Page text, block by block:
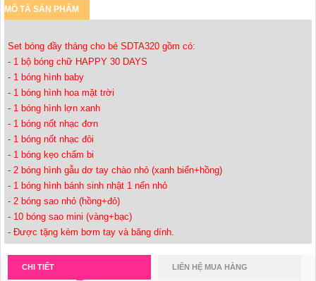
MÔ TẢ SẢN PHẨM
Set bóng đầy tháng cho bé SDTA320 gồm có:
- 1 bộ bóng chữ HAPPY 30 DAYS
- 1 bóng hình baby
- 1 bóng hình hoa mặt trời
- 1 bóng hình lợn xanh
- 1 bóng nốt nhạc đơn
- 1 bóng nốt nhạc đôi
- 1 bóng kẹo chấm bi
- 2 bóng hình gẫu dơ tay chào nhỏ (xanh biển+hồng)
- 1 bóng hình bánh sinh nhật 1 nến nhỏ
- 2 bóng sao nhỏ (hồng+đỏ)
- 10 bóng sao mini (vàng+bạc)
- Được tặng kèm bơm tay và băng dính.
CHI TIẾT LIÊN HỆ MUA HÀNG